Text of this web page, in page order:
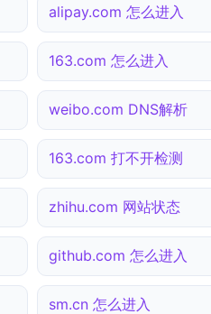
alipay.com 怎么进入
163.com 怎么进入
weibo.com DNS解析
163.com 打不开检测
zhihu.com 网站状态
github.com 怎么进入
sm.cn 怎么进入